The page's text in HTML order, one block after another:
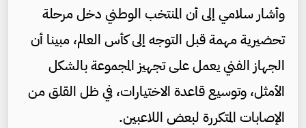
وأشار سلامي إلى أن المنتخب الوطني دخل مرحلة
تحضيرية مهمة قبل التوجه إلى كأس العالم، مبينا أن
الجهاز الفني يعمل على تجهيز المجموعة بالشكل
الأمثل، وتوسيع قاعدة الاختيارات، في ظل القلق من
الإصابات المتكررة لبعض اللاعبين.